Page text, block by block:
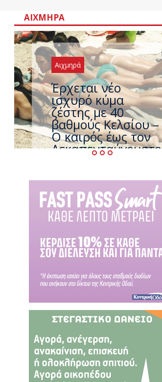
ΑΙΧΜΗΡΆ
Αιχμηρά
Έρχεται νέο
ισχυρό κύμα
ζέστης με 40
βαθμούς Κελσίου –
Ο καιρός έως τον
Δεκαπενταύγουστο